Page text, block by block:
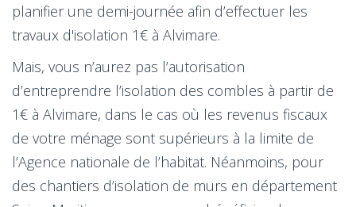
planifier une demi-journée afin d’effectuer les
travaux d'isolation 1€ à Alvimare.
Mais, vous n’aurez pas l’autorisation
d’entreprendre l’isolation des combles à partir de
1€ à Alvimare, dans le cas où les revenus fiscaux
de votre ménage sont supérieurs à la limite de
l’Agence nationale de l’habitat. Néanmoins, pour
des chantiers d’isolation de murs en département